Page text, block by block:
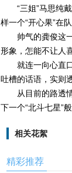
“三姐”马思纯
样一个“开心果”在
帅气的龚俊这
形象，怎能不让人
就连一向心直
吐槽的话语，实则
从目前的路透
下一个“北斗七星”
相关花絮
精彩推荐